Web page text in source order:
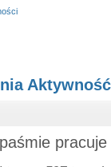
Aktywność